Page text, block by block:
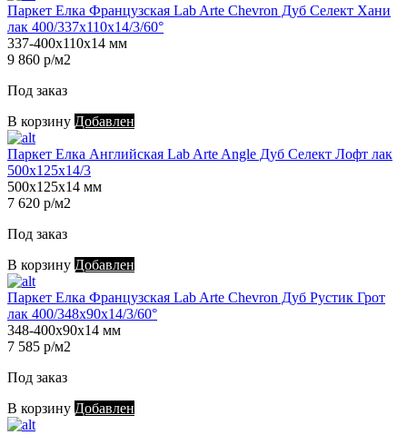
Паркет Елка Французская Lab Arte Chevron Дуб Селект Хани
лак 400/337х110х14/3/60°
337-400х110х14 мм
9 860 р/м2
Под заказ
В корзину Добавлен
Паркет Елка Английская Lab Arte Angle Дуб Селект Лофт лак
500х125х14/3
500х125х14 мм
7 620 р/м2
Под заказ
В корзину Добавлен
Паркет Елка Французская Lab Arte Chevron Дуб Рустик Грот
лак 400/348х90х14/3/60°
348-400х90х14 мм
7 585 р/м2
Под заказ
В корзину Добавлен